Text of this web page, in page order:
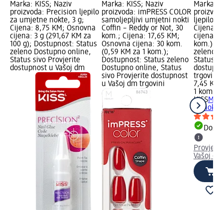
Marka: KISS; Naziv
proizvoda: Precision ljepilo
za umjetne nokte, 3 g;
Cijena: 8,75 KM; Osnovna
cijena: 3 g (291,67 KM za
100 g); Dostupnost: Status
zeleno Dostupno online,
Status sivo Provjerite
dostupnost u Vašoj dm
Marka: KISS; Naziv
proizvoda: imPRESS COLOR
samoljepljivi umjetni nokti
Coffin – Reddy or Not, 30
kom.; Cijena: 17,65 KM;
Osnovna cijena: 30 kom.
(0,59 KM za 1 kom.);
Dostupnost: Status zeleno
Dostupno online, Status
sivo Provjerite dostupnost
u Vašoj dm trgovini
Marka:
ljepilo
Cijena:
cijena: 1
kom.);
zeleno
Status
trgovini
7,45 KM
1 kom.
KISS
za
Vašoj